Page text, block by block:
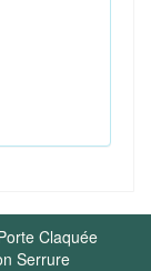
Claquée
Serrure